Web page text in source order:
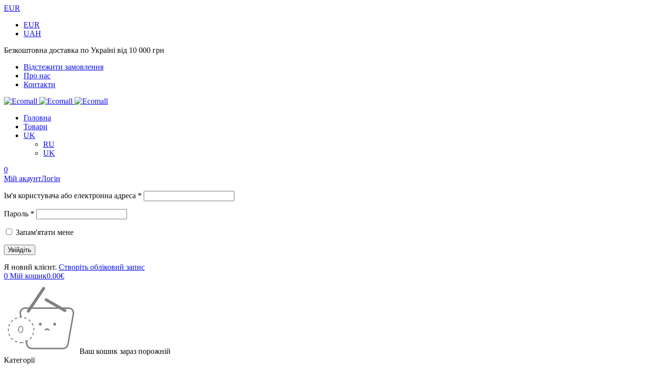
EUR
EUR
UAH
Безкоштовна доставка по Україні від 10 000 грн
Відстежити замовлення
Про нас
Контакти
Головна
Товари
UK
RU
UK
0
Мій акаунтЛогін
Ім'я користувача або електронна адреса *
Пароль *
Запам'ятати мене
Я новий клієнт. Створіть обліковий запис
0 Мій кошик0.00€
Ваш кошик зараз порожній
Категорії